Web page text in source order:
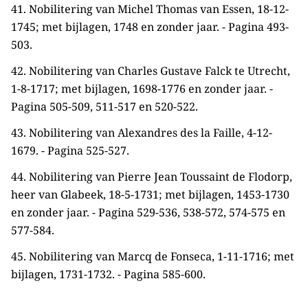
41. Nobilitering van Michel Thomas van Essen, 18-12-
1745; met bijlagen, 1748 en zonder jaar. - Pagina 493-
503.
42. Nobilitering van Charles Gustave Falck te Utrecht,
1-8-1717; met bijlagen, 1698-1776 en zonder jaar. -
Pagina 505-509, 511-517 en 520-522.
43. Nobilitering van Alexandres des la Faille, 4-12-
1679. - Pagina 525-527.
44. Nobilitering van Pierre Jean Toussaint de Flodorp,
heer van Glabeek, 18-5-1731; met bijlagen, 1453-1730
en zonder jaar. - Pagina 529-536, 538-572, 574-575 en
577-584.
45. Nobilitering van Marcq de Fonseca, 1-11-1716; met
bijlagen, 1731-1732. - Pagina 585-600.